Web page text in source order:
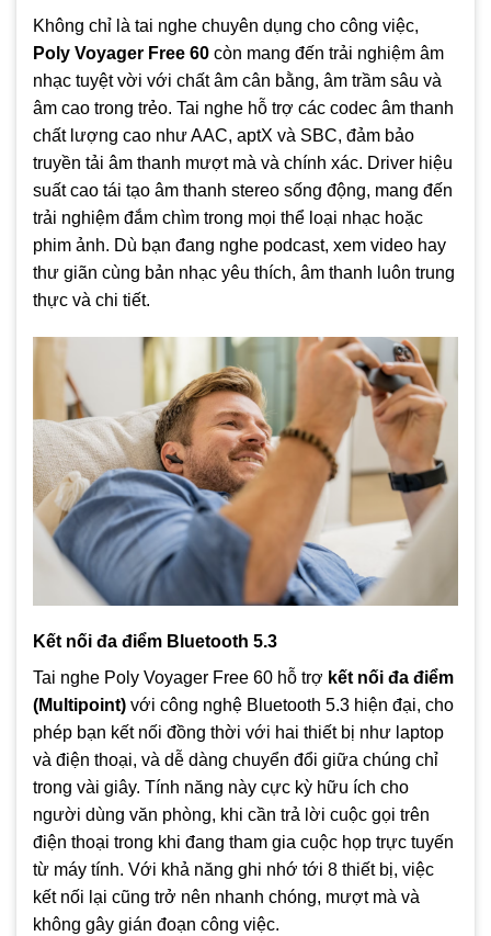
Không chỉ là tai nghe chuyên dụng cho công việc,
Poly Voyager Free 60 còn mang đến trải nghiệm âm
nhạc tuyệt vời với chất âm cân bằng, âm trầm sâu và
âm cao trong trẻo. Tai nghe hỗ trợ các codec âm thanh
chất lượng cao như AAC, aptX và SBC, đảm bảo
truyền tải âm thanh mượt mà và chính xác. Driver hiệu
suất cao tái tạo âm thanh stereo sống động, mang đến
trải nghiệm đắm chìm trong mọi thể loại nhạc hoặc
phim ảnh. Dù bạn đang nghe podcast, xem video hay
thư giãn cùng bản nhạc yêu thích, âm thanh luôn trung
thực và chi tiết.
Kết nối đa điểm Bluetooth 5.3
Tai nghe Poly Voyager Free 60 hỗ trợ kết nối đa điểm
(Multipoint) với công nghệ Bluetooth 5.3 hiện đại, cho
phép bạn kết nối đồng thời với hai thiết bị như laptop
và điện thoại, và dễ dàng chuyển đổi giữa chúng chỉ
trong vài giây. Tính năng này cực kỳ hữu ích cho
người dùng văn phòng, khi cần trả lời cuộc gọi trên
điện thoại trong khi đang tham gia cuộc họp trực tuyến
từ máy tính. Với khả năng ghi nhớ tới 8 thiết bị, việc
kết nối lại cũng trở nên nhanh chóng, mượt mà và
không gây gián đoạn công việc.